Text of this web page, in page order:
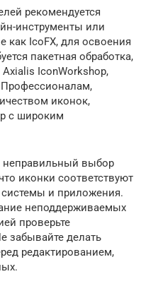
рекомендуется
инструменты или
как IcoFX, для освоения
пакетная обработка,
IconWorkshop,
Профессионалам,
иконок,
с широким
неправильный выбор
иконки соответствуют
и приложения.
неподдерживаемых
проверьте
забывайте делать
редактированием,